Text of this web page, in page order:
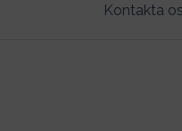
Kontakta